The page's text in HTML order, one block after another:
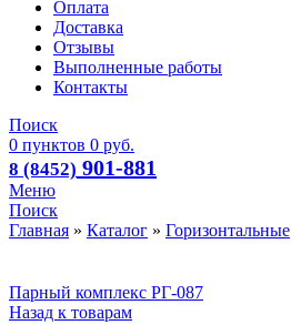
Оплата
Доставка
Отзывы
Выполненные работы
Контакты
Поиск
0 пунктов 0 руб.
8 (8452) 901-881
Меню
Поиск
Главная » Каталог » Горизонтальные
Парный комплекс РГ-087
Назад к товарам